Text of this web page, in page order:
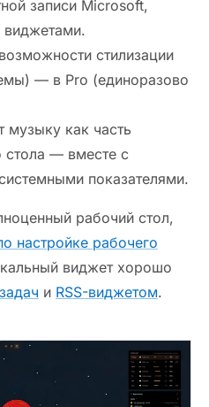
записи Microsoft,
виджетами.
стилизации
— в Pro (единоразово
музыку как часть
стола — вместе с
показателями.
рабочий стол,
настройке рабочего
виджет хорошо
и RSS-виджетом.